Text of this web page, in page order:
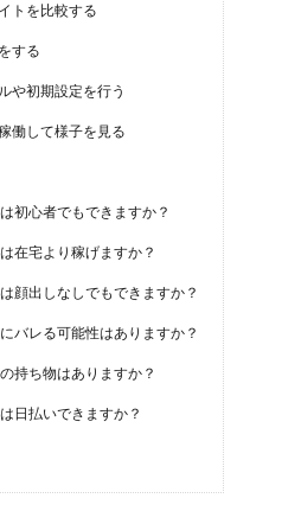
トを比較する
する
や初期設定を行う
働して様子を見る
初心者でもできますか？
在宅より稼げますか？
顔出しなしでもできますか？
バレる可能性はありますか？
持ち物はありますか？
日払いできますか？